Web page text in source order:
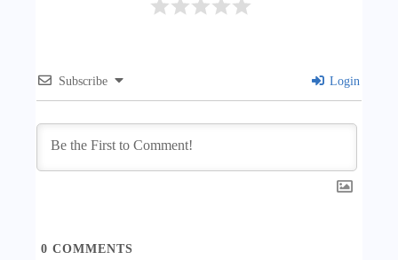
Subscribe Login
0 COMMENTS